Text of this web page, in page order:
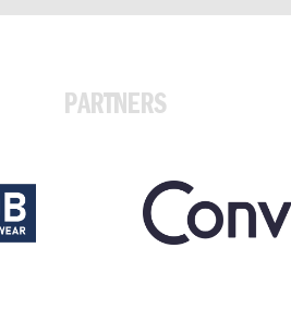
PARTNERS